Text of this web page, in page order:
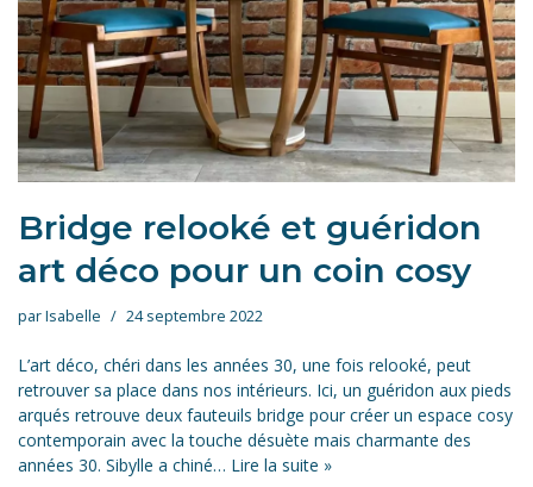
Bridge relooké et guéridon
art déco pour un coin cosy
parIsabelle 24 septembre 2022
L’art déco, chéri dans les années 30, une fois relooké, peut
retrouver sa place dans nos intérieurs. Ici, un guéridon aux pieds
arqués retrouve deux fauteuils bridge pour créer un espace cosy
contemporain avec la touche désuète mais charmante des
années 30. Sibylle a chiné… Lire la suite »